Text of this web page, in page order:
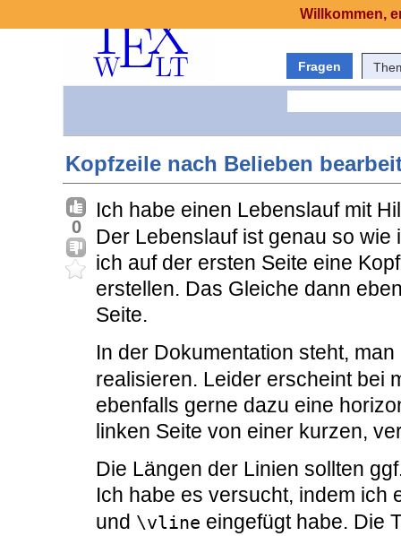
Fragen
Kopfzeile nach Belieben
0
Ich habe einen Lebenslauf mit
Der Lebenslauf ist genau so
ich auf der ersten Seite eine
erstellen. Das Gleiche dann
Seite.
In der Dokumentation steht,
realisieren. Leider erscheint bei
ebenfalls gerne dazu eine
linken Seite von einer kurzen,
Die Längen der Linien sollten
Ich habe es versucht, indem ich
und \vline eingefügt habe. Die
Willkommen,